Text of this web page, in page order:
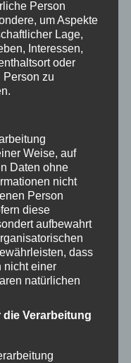
gesucht!
01.01.2024
die
Burgberg!
„Burgberg – die
Person
um Aspekte
Lage,
Interessen,
oder
Person zu
Weise, auf
Daten ohne
nicht
Person
diese
aufbewahrt
dass
nicht einer
natürlichen
Verarbeitung